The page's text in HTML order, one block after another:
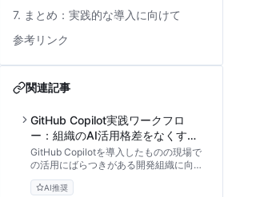
7. まとめ：実践的な導入に向けて
参考リンク
関連記事
GitHub Copilot実践ワークフロ
ー：組織のAI活用格差をなくす標
準化と教育プロセス
GitHub Copilotを導入したものの現場で
の活用にばらつきがある開発組織に向
け、AIコーディングアシスタントをチー
ム全体で使いこなすための標準化プロセ
AI推奨